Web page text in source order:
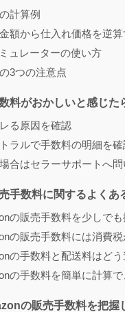
計算例
額から仕入れ価格を逆
ュレーターの使い方
3つの注意点
料がおかしいと感じた
る原因を確認
ラルで手数料の明細を確
合はセラーサポートへ問
手数料に関するよくあ
の販売手数料を少しで
の販売手数料には消費税
の手数料と配送料はどう
の手数料を簡単に計算
の販売手数料を把握